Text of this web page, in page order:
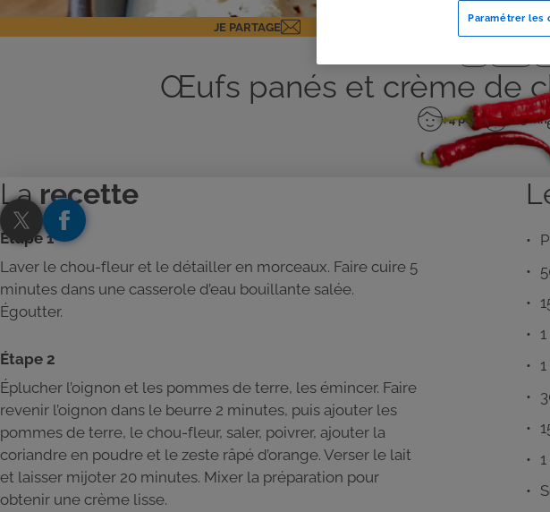
JE PARTAGE
Œufs panés et crème de
Nombre
personnes
: 4 pers
Temps
de
: 25 mn
Larecette
Étape 1
Laver le chou-fleur et le détailler en morceaux. Faire cuire 5
minutes dans une casserole d’eau bouillante salée.
Égoutter.
Étape 2
Éplucher l’oignon et les pommes de terre, les émincer. Faire
revenir l’oignon dans le beurre 2 minutes, puis ajouter les
pommes de terre, le chou-fleur, saler, poivrer, ajouter la
coriandre en poudre et le zeste râpé d’orange. Verser le lait
et laisser mijoter 20 minutes. Mixer la préparation pour
obtenir une crème lisse.
Paramétrer les